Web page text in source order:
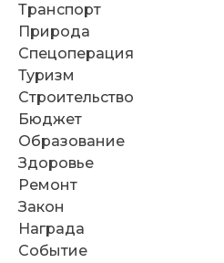
Транспорт
Природа
Спецоперация
Туризм
Строительство
Бюджет
Образование
Здоровье
Ремонт
Закон
Награда
Событие